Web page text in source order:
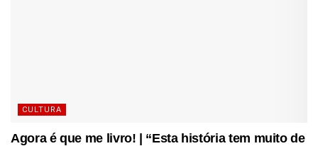
CULTURA
Agora é que me livro! | “Esta história tem muito de